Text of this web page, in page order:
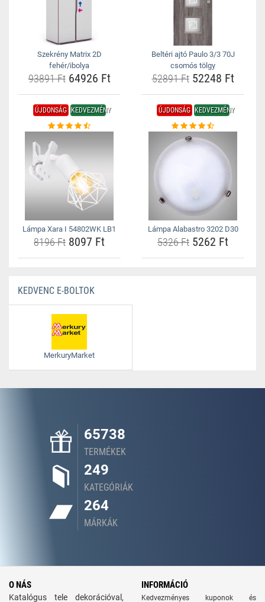
Szekrény Matrix 2D
fehér/ibolya
93891 Ft64926 Ft
Beltéri ajtó Paulo 3/3 70J
csomós tölgy
52891 Ft52248 Ft
ÚJDONSÁG KEDVEZMÉNY
Lámpa Xara I 54802WK LB1
8196 Ft 8097 Ft
ÚJDONSÁG KEDVEZMÉNY
Lámpa Alabastro 3202 D30
5326 Ft 5262 Ft
KEDVENC E-BOLTOK
MerkuryMarket
65738
TERMÉKEK
249
KATEGÓRIÁK
264
MÁRKÁK
O NÁS
Katalógus tele dekorációval,
INFORMÁCIÓ
Kedvezményes kuponok és